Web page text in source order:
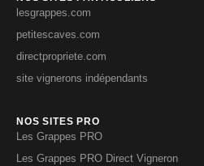
lesgrappes.com
petitescaves.com
directpropriete.com
site vignerons indépendants
NOS SITES PRO
Les Grappes PRO
Les Grappes PRO Direct Vigneron